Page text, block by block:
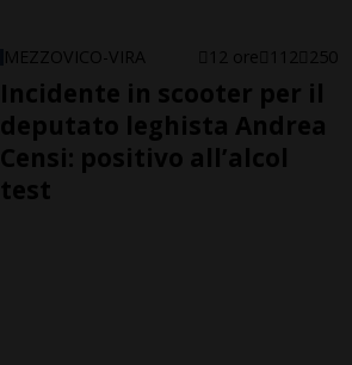
MEZZOVICO-VIRA 12 ore 112 250
Incidente in scooter per il
deputato leghista Andrea
Censi: positivo all’alcol
test